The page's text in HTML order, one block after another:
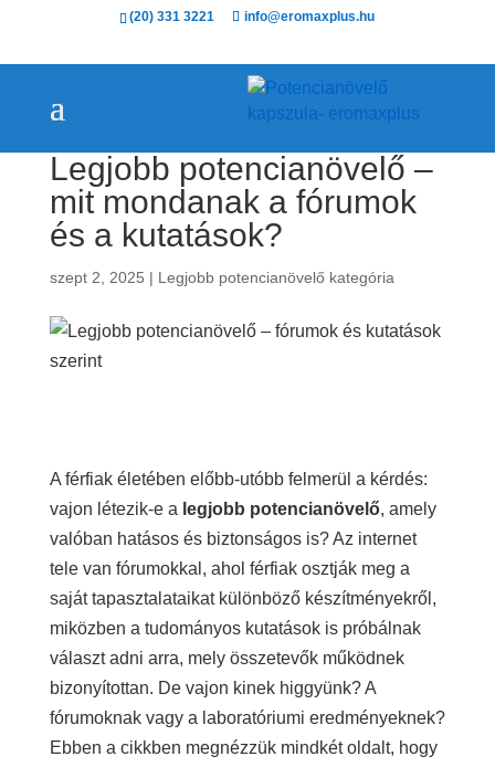
(20) 331 3221 info@eromaxplus.hu
Legjobb potencianövelő –
mit mondanak a fórumok
és a kutatások?
szept 2, 2025 | Legjobb potencianövelő kategória
A férfiak életében előbb-utóbb felmerül a kérdés:
vajon létezik-e a legjobb potencianövelő, amely
valóban hatásos és biztonságos is? Az internet
tele van fórumokkal, ahol férfiak osztják meg a
saját tapasztalataikat különböző készítményekről,
miközben a tudományos kutatások is próbálnak
választ adni arra, mely összetevők működnek
bizonyítottan. De vajon kinek higgyünk? A
fórumoknak vagy a laboratóriumi eredményeknek?
Ebben a cikkben megnézzük mindkét oldalt, hogy